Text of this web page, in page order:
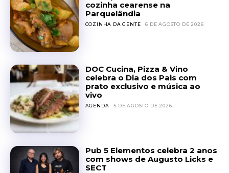
cozinha cearense na
Parquelândia
COZINHA DA GENTE 6 DE AGOSTO DE 2026
DOC Cucina, Pizza & Vino
celebra o Dia dos Pais com
prato exclusivo e música ao
vivo
AGENDA 5 DE AGOSTO DE 2026
Pub 5 Elementos celebra 2 anos
com shows de Augusto Licks e
SECT